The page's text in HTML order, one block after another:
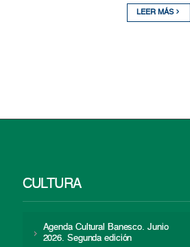
LEER MÁS
CULTURA
Agenda Cultural Banesco. Junio
2026. Segunda edición